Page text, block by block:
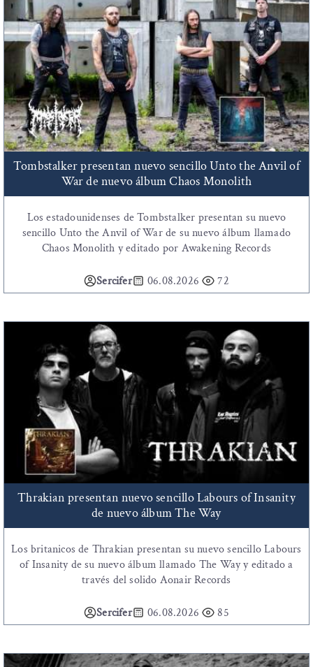
Tombstalker presentan nuevo sencillo Unto the Anvil of
War de nuevo álbum Chaos Monolith
Los estadounidenses de Tombstalker presentan su nuevo
sencillo Unto the Anvil of War de su nuevo álbum llamado
Chaos Monolith y editado por Awakening Records
Sercifer 06.08.2026 72
Thrakian presentan nuevo sencillo Labours of Insanity
de nuevo álbum The Way
Los britanicos de Thrakian presentan su nuevo sencillo Labours
of Insanity de su nuevo álbum llamado The Way y editado a
través del solido Aonair Records
Sercifer 06.08.2026 85